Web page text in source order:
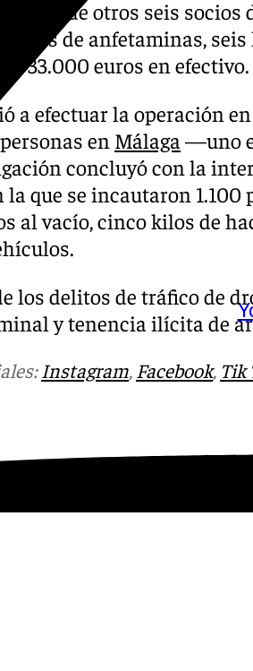
de otros seis socios
kilos de anfetaminas, seis
y 33.000 euros en efectivo.
a efectuar la operación
en Málaga —uno
concluyó con la
que se incautaron 1.100
al vacío, cinco kilos de
los delitos de tráfico de
y tenencia ilícita de
Instagram, Facebook, Tik